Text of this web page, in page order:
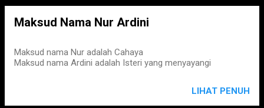
Maksud Nama Nur Ardini
Maksud nama Nur adalah Cahaya
Maksud nama Ardini adalah Isteri yang menyayangi
LIHAT PENUH